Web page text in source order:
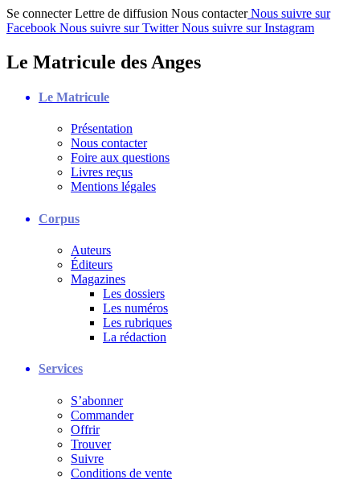
Se connecter Lettre de diffusion Nous contacter Nous suivre sur
Facebook Nous suivre sur Twitter Nous suivre sur Instagram
Le Matricule des Anges
Le Matricule
Présentation
Nous contacter
Foire aux questions
Livres reçus
Mentions légales
Corpus
Auteurs
Éditeurs
Magazines
Les dossiers
Les numéros
Les rubriques
La rédaction
Services
S’abonner
Commander
Offrir
Trouver
Suivre
Conditions de vente